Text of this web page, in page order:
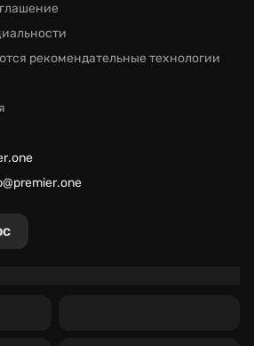
рекомендательные технологии